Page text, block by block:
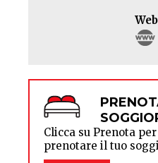
Clicca su Prenota
prenotare il tuo